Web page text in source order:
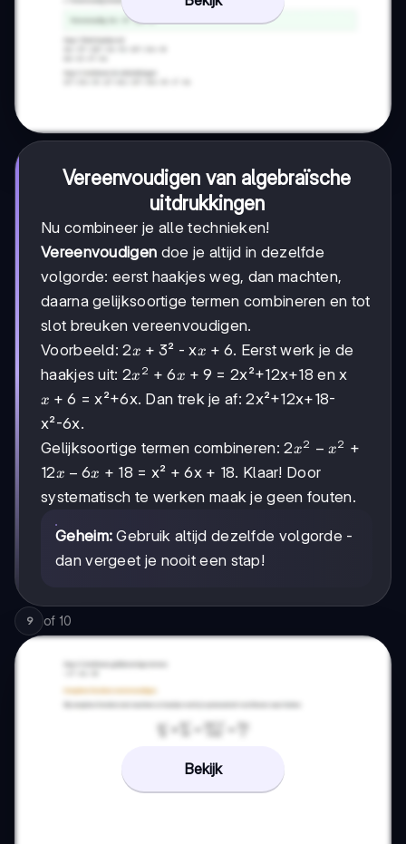
Vereenvoudigen van algebraïsche
uitdrukkingen
Nu combineer je alle technieken!
Vereenvoudigen doe je altijd in dezelfde
volgorde: eerst haakjes weg, dan machten,
daarna gelijksoortige termen combineren en tot
slot breuken vereenvoudigen.
Voorbeeld: 2x+3
x + 3² - xx+6
x + 6. Eerst werk je de
haakjes uit: 2x²+6x+9
x 2 + 6x + 9 = 2x²+12x+18 en x
x+6
x + 6 = x²+6x. Dan trek je af: 2x²+12x+18-
x²-6x.
Gelijksoortige termen combineren:2x²-
x²
2x2 − x2 +
12x-
6x
12x − 6x + 18 = x² + 6x + 18. Klaar! Door
systematisch te werken maak je geen fouten.
Geheim: Gebruik altijd dezelfde volgorde -
dan vergeet je nooit een stap!
9 of 10
Bekijk